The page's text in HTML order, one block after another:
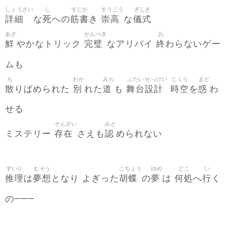
詳細
しょうさい
な死
し
への筋書
すじが
き 崇高
すうこう
な儀式
ぎしき
鮮
あざ
やかなトリック 完璧
かんぺき
なアリバイ 終
お
わらないゲー
ムも
散
ち
りばめられた 別
わか
れた道
みち
も 舞台
ぶたい
設計
せっけい
時空
じくう
を惑
まど
わ
せる
ミステリー 存在
そんざい
さえも認
みと
められない
推理
すいり
は夢想
むそう
となり よぎった胡蝶
こちょう
の夢
ゆめ
は 何処
どこ
へ行
い
く
の───